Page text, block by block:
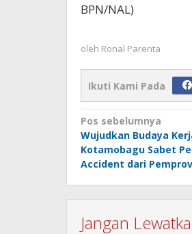
BPN/NAL)
oleh Ronal Parenta
Ikuti Kami Pada
Navigasi
pos
Pos sebelumnya
Wujudkan Budaya
Kotamobagu Sabet
Accident dari
Jangan